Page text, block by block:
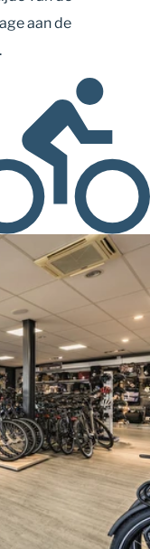
aan de